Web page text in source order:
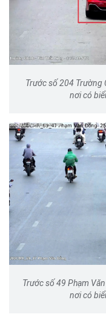
Trước số 204 Trường
nơi có
Trước số 49 Phạm
nơi có